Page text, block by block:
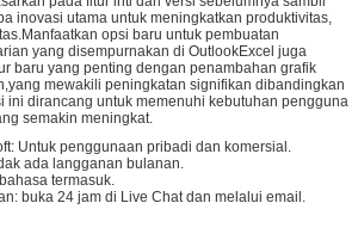
inovasi utama untuk meningkatkan produktivitas,
opsi baru untuk pembuatan
yang disempurnakan di OutlookExcel juga
baru yang penting dengan penambahan grafik
mewakili peningkatan signifikan dibandingkan
ini dirancang untuk memenuhi kebutuhan pengguna
semakin meningkat.
Untuk penggunaan pribadi dan komersial.
ada langganan bulanan.
termasuk.
buka 24 jam di Live Chat dan melalui email.